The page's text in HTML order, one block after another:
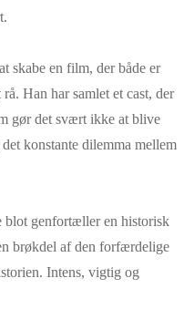
skabe en film, der både er
Han har samlet et cast, der
gør det svært ikke at blive
konstante dilemma mellem
genfortæller en historisk
brøkdel af den forfærdelige
Intens, vigtig og